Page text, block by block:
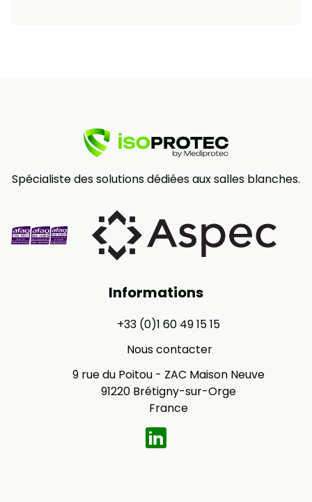
Spécialiste des solutions dédiées aux salles blanches.
Informations
+33 (0)1 60 49 15 15
Nous contacter
9 rue du Poitou - ZAC Maison Neuve
91220 Brétigny-sur-Orge
France